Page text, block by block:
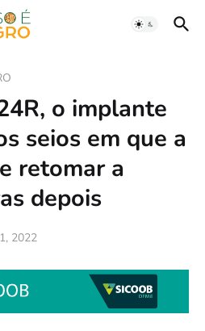
o implante
seios em que a
retomar a
depois
2022